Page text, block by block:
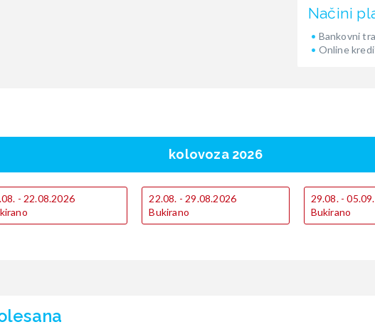
Načini
Bankovni
Online
kolovoza 2026
- 22.08.2026
22.08. - 29.08.2026
Bukirano
29.08. -
Bukirano